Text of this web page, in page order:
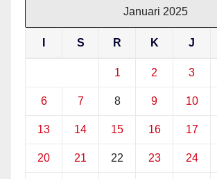
Januari 2025
S R K J
1 2 3
6 7 8 9 10
13 14 15 16 17
20 21 22 23 24